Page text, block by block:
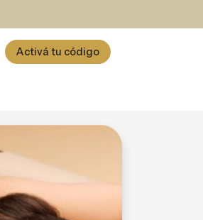
Activá tu código